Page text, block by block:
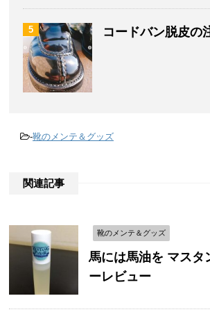
5 コードバン脱皮の
-靴のメンテ＆グッズ
関連記事
靴のメンテ＆グッズ
馬には馬油を マスタ
ーレビュー